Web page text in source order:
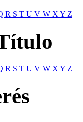
R S T U V W XY Z
R S T U V W X Y Z